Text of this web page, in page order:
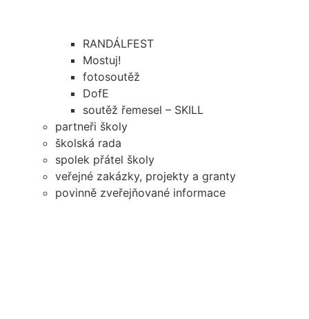
RANDÁLFEST
Mostuj!
fotosoutěž
DofE
soutěž řemesel – SKILL
partneři školy
školská rada
spolek přátel školy
veřejné zakázky, projekty a granty
povinně zveřejňované informace